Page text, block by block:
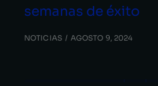
semanas de éxito
NOTICIAS AGOSTO 9, 2024